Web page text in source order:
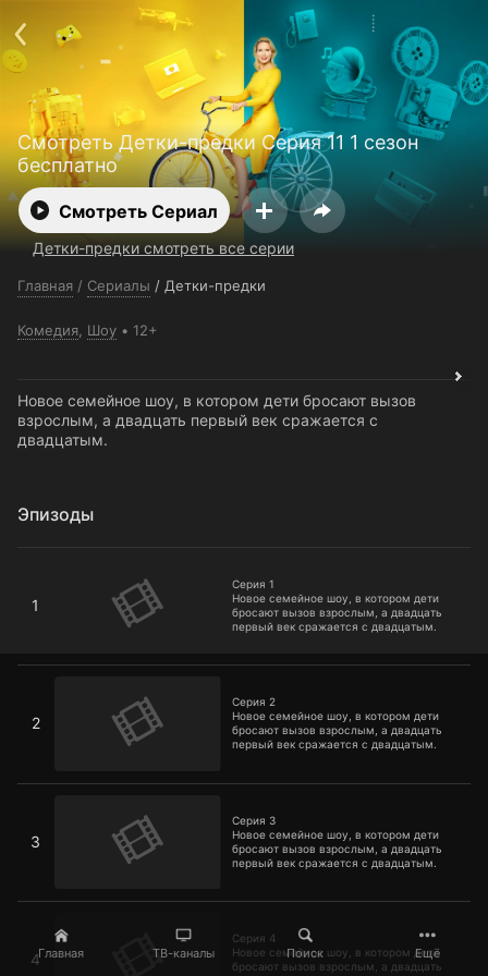
Главная ТВ-каналы Поиск Ещё
Смотреть Детки-предки Серия 11 1 сезон
бесплатно
Смотреть Сериал
Детки-предки смотреть все серии
Главная / Сериалы / Детки-предки
Комедия Шоу 12+
Новое семейное шоу, в котором дети бросают вызов
взрослым, а двадцать первый век сражается с
двадцатым.
Эпизоды
1
Серия 1
Новое семейное шоу, в котором дети
бросают вызов взрослым, а двадцать
первый век сражается с двадцатым.
2
Серия 2
Новое семейное шоу, в котором дети
бросают вызов взрослым, а двадцать
первый век сражается с двадцатым.
3
Серия 3
Новое семейное шоу, в котором дети
бросают вызов взрослым, а двадцать
первый век сражается с двадцатым.
4
Серия 4
Новое семейное шоу, в котором дети
бросают вызов взрослым, а двадцать
support@24h.tv
О сервисе
Пользовательское соглашение
Политика конфиденциальности
Для партнёров
Открыть приложение
Ввести промокод
Установить на ТВ
Бесплатные каналы Контакты